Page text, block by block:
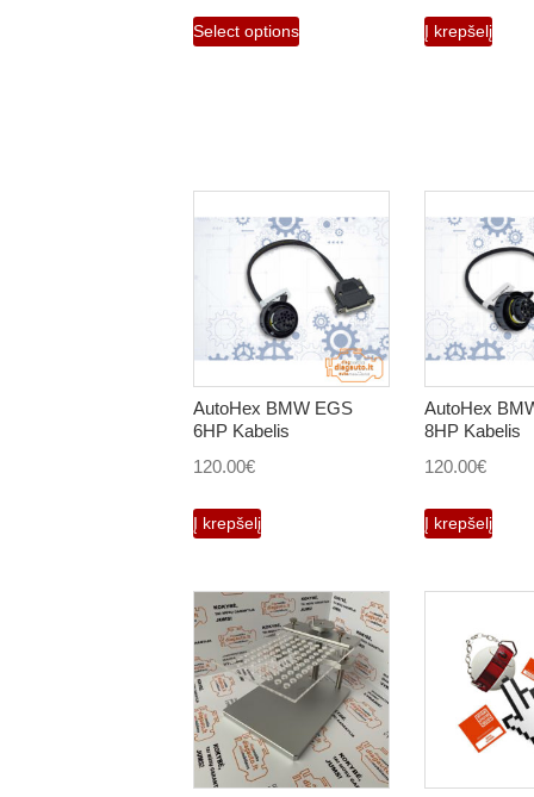
Select options Į krepšelį
AutoHex BMW EGS
6HP Kabelis
120.00€
Į krepšelį
AutoHex
8HP Kabelis
120.00€
Į krepšelį